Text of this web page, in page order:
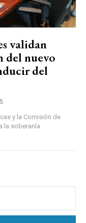
validan
del nuevo
del
y la Comisión de
la soberanía